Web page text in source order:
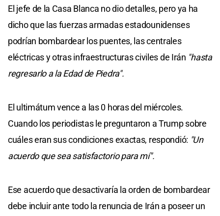
El jefe de la Casa Blanca no dio detalles, pero ya ha
dicho que las fuerzas armadas estadounidenses
podrían bombardear los puentes, las centrales
eléctricas y otras infraestructuras civiles de Irán "hasta
regresarlo a la Edad de Piedra".
El ultimátum vence a las 0 horas del miércoles.
Cuando los periodistas le preguntaron a Trump sobre
cuáles eran sus condiciones exactas, respondió: "Un
acuerdo que sea satisfactorio para mí".
Ese acuerdo que desactivaría la orden de bombardear
debe incluir ante todo la renuncia de Irán a poseer un